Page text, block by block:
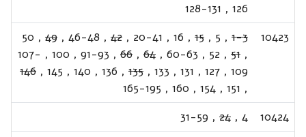
126
,
128-131
10423
1-3
,
5
,
15
,
16
,
20-41
,
42
,
46-48
,
49
,
50
,
51
,
52
,
60-63
,
64
,
66
,
91-93
,
100
,
107-
109
,
127
,
131
,
133
,
135
,
136
,
140
,
145
,
146
,
151
,
154
,
160
,
165-195
10424
4
,
24
,
31-59